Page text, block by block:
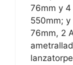
76mm y
550mm;
76mm, 2